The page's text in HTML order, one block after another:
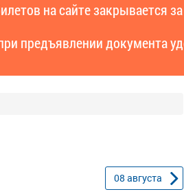
на сайте закрывается
предъявлении документа
08 августа